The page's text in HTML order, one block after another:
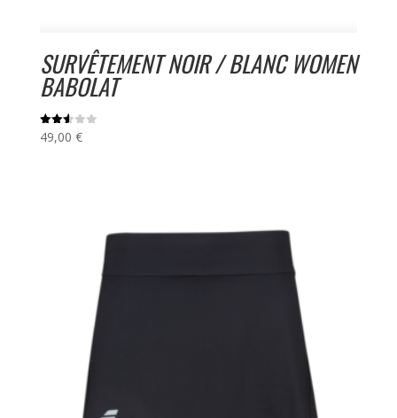
SURVÊTEMENT NOIR / BLANC WOMEN
BABOLAT
Note
2.56
49,00 €